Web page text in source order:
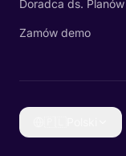
Doradca ds. Planów
Zamów demo